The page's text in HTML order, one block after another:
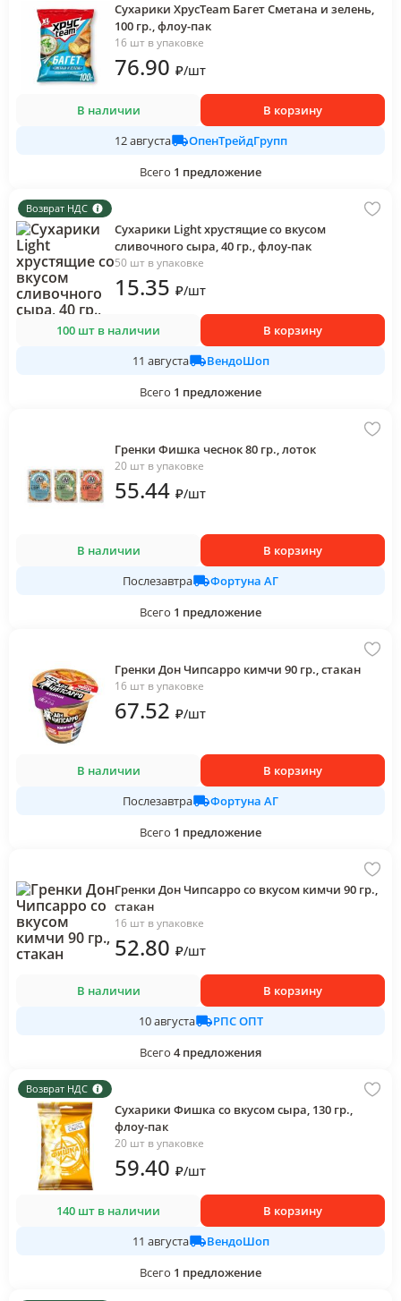
Сухарики ХрусTeam Багет Сметана и зелень,
100 гр., флоу-пак
16 шт в упаковке
76.90 ₽/шт
В наличии
В корзину
12 августа
ОпенТрейдГрупп
Всего 1 предложение
Возврат НДС
Сухарики Light хрустящие со вкусом
сливочного сыра, 40 гр., флоу-пак
50 шт в упаковке
15.35 ₽/шт
100 шт в наличии
В корзину
11 августа
ВендоШоп
Всего 1 предложение
Гренки Фишка чеснок 80 гр., лоток
20 шт в упаковке
55.44 ₽/шт
В наличии
В корзину
Послезавтра
Фортуна АГ
Всего 1 предложение
Гренки Дон Чипсарро кимчи 90 гр., стакан
16 шт в упаковке
67.52 ₽/шт
В наличии
В корзину
Послезавтра
Фортуна АГ
Всего 1 предложение
Гренки Дон Чипсарро со вкусом кимчи 90 гр.,
стакан
16 шт в упаковке
52.80 ₽/шт
В наличии
В корзину
10 августа
РПС ОПТ
Всего 4 предложения
Возврат НДС
Сухарики Фишка со вкусом сыра, 130 гр.,
флоу-пак
20 шт в упаковке
59.40 ₽/шт
140 шт в наличии
В корзину
11 августа
ВендоШоп
Всего 1 предложение